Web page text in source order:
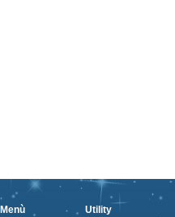
Menù
Utility